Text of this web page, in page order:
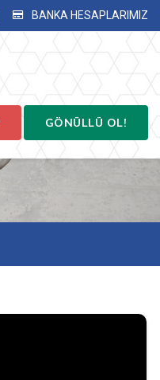
BANKA HESAPLARIMIZ
GÖNÜLLÜ OL!